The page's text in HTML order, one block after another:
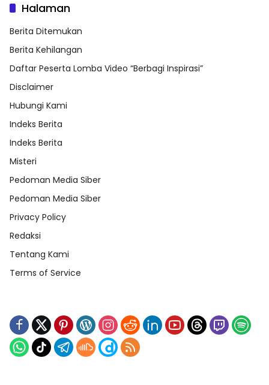
Halaman
Berita Ditemukan
Berita Kehilangan
Daftar Peserta Lomba Video “Berbagi Inspirasi”
Disclaimer
Hubungi Kami
Indeks Berita
Indeks Berita
Misteri
Pedoman Media Siber
Pedoman Media Siber
Privacy Policy
Redaksi
Tentang Kami
Terms of Service